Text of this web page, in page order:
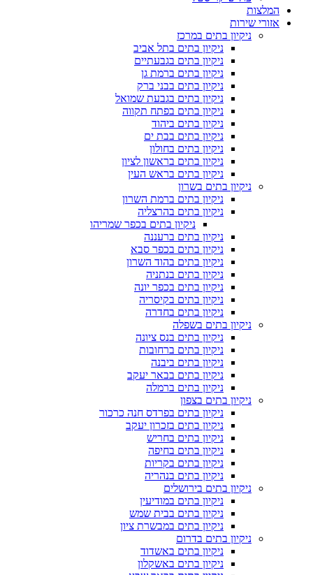
המלצות
אזורי שירות
ניקיון בתים במרכז
ניקיון בתים בתל אביב
ניקיון בתים בגבעתיים
ניקיון בתים ברמת גן
ניקיון בתים בבני ברק
ניקיון בתים בגבעת שמואל
ניקיון בתים בפתח תקווה
ניקיון בתים ביהוד
ניקיון בתים בבת ים
ניקיון בתים בחולון
ניקיון בתים בראשון לציון
ניקיון בתים בראש העין
ניקיון בתים בשרון
ניקיון בתים ברמת השרון
ניקיון בתים בהרצליה
ניקיון בתים בכפר שמריהו
ניקיון בתים ברעננה
ניקיון בתים בכפר סבא
ניקיון בתים בהוד השרון
ניקיון בתים בנתניה
ניקיון בתים בכפר יונה
ניקיון בתים בקיסריה
ניקיון בתים בחדרה
ניקיון בתים בשפלה
ניקיון בתים בנס ציונה
ניקיון בתים ברחובות
ניקיון בתים ביבנה
ניקיון בתים בבאר יעקב
ניקיון בתים ברמלה
ניקיון בתים בצפון
ניקיון בתים בפרדס חנה כרכור
ניקיון בתים בזכרון יעקב
ניקיון בתים בחריש
ניקיון בתים בחיפה
ניקיון בתים בקריות
ניקיון בתים בנהריה
ניקיון בתים בירושלים
ניקיון בתים במודיעין
ניקיון בתים בבית שמש
ניקיון בתים במבשרת ציון
ניקיון בתים בדרום
ניקיון בתים באשדוד
ניקיון בתים באשקלון